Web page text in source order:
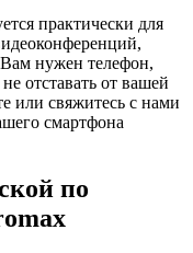
практически для
нужен телефон,
отставать от вашей
или свяжитесь с нами
смартфона
по